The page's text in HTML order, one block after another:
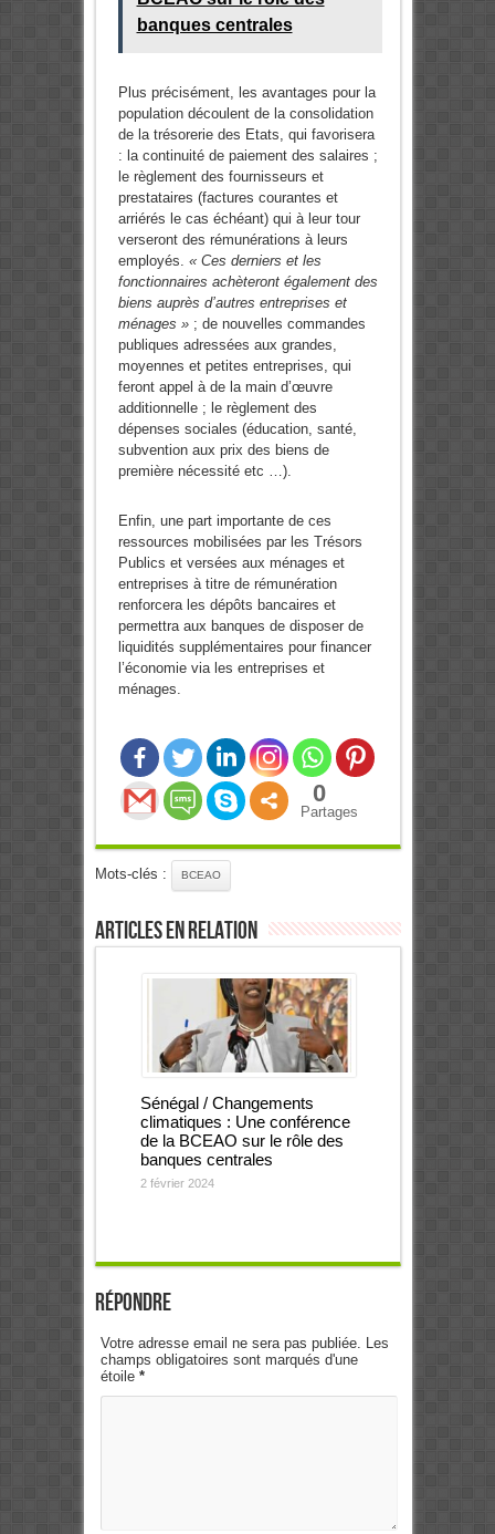
banques centrales
Plus précisément, les avantages pour la
population découlent de la consolidation
de la trésorerie des Etats, qui favorisera
: la continuité de paiement des salaires ;
le règlement des fournisseurs et
prestataires (factures courantes et
arriérés le cas échéant) qui à leur tour
verseront des rémunérations à leurs
employés. « Ces derniers et les
fonctionnaires achèteront également des
biens auprès d’autres entreprises et
ménages »; de nouvelles commandes
publiques adressées aux grandes,
moyennes et petites entreprises, qui
feront appel à de la main d’œuvre
additionnelle ; le règlement des
dépenses sociales (éducation, santé,
subvention aux prix des biens de
première nécessité etc …).
Enfin, une part importante de ces
ressources mobilisées par les Trésors
Publics et versées aux ménages et
entreprises à titre de rémunération
renforcera les dépôts bancaires et
permettra aux banques de disposer de
liquidités supplémentaires pour financer
l’économie via les entreprises et
ménages.
0
Partages
Mots-clés : BCEAO
Articles en relation
Sénégal / Changements
climatiques : Une conférence
de la BCEAO sur le rôle des
banques centrales
2 février 2024
Répondre
Votre adresse email ne sera pas publiée. Les
champs obligatoires sont marqués d'une
étoile *